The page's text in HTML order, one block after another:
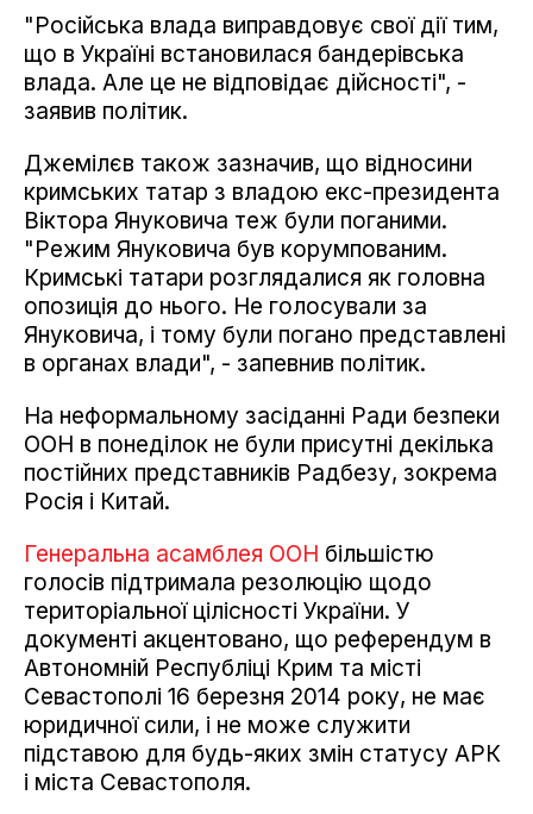
"Російська влада виправдовує свої дії тим,
що в Україні встановилася бандерівська
влада. Але це не відповідає дійсності", -
заявив політик.
Джемілєв також зазначив, що відносини
кримських татар з владою екс-президента
Віктора Януковича теж були поганими.
"Режим Януковича був корумпованим.
Кримські татари розглядалися як головна
опозиція до нього. Не голосували за
Януковича, і тому були погано представлені
в органах влади", - запевнив політик.
На неформальному засіданні Ради безпеки
ООН в понеділок не були присутні декілька
постійних представників Радбезу, зокрема
Росія і Китай.
Генеральна асамблея ООН більшістю
голосів підтримала резолюцію щодо
територіальної цілісності України. У
документі акцентовано, що референдум в
Автономній Республіці Крим та місті
Севастополі 16 березня 2014 року, не має
юридичної сили, і не може служити
підставою для будь-яких змін статусу АРК
і міста Севастополя.